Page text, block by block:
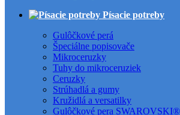
Písacie potreby
Gulôčkové perá
Špeciálne popisovače
Mikroceruzky
Tuhy do mikroceruziek
Ceruzky
Strúhadlá a gumy
Kružidlá a versatilky
Gulôčkové pera SWAROVSKI®